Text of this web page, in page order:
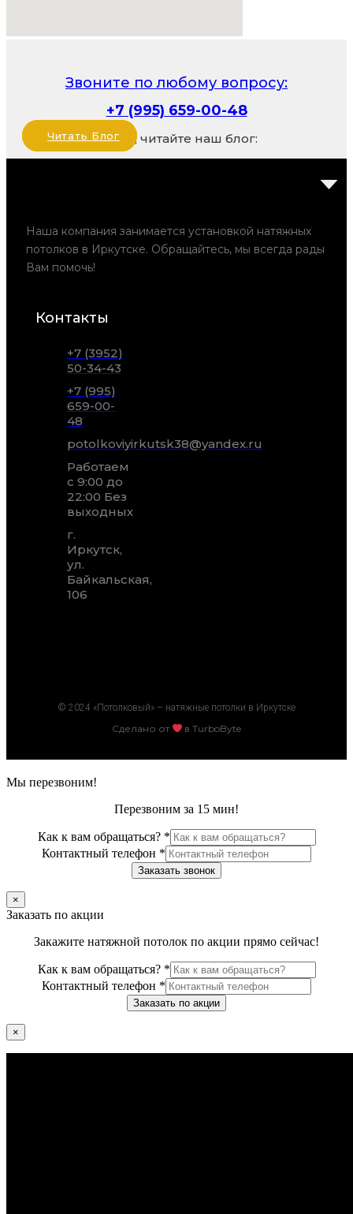
Звоните по любому вопросу:
+7 (995) 659-00-48
Также, читайте наш блог:
Читать Блог
Наша компания занимается установкой натяжных
потолков в Иркутске. Обращайтесь, мы всегда рады
Вам помочь!
Контакты
+7 (3952)
50-34-43
+7 (995)
659-00-
48
potolkoviyirkutsk38@yandex.ru
Работаем
с 9:00 до
22:00 Без
выходных
г.
Иркутск,
ул.
Байкальская,
106
© 2024 «Потолковый» – натяжные потолки в Иркутске
Сделано от в TurboByte
Мы перезвоним!
Перезвоним за 15 мин!
Как к вам обращаться? *
Контактный телефон *
Заказать звонок
×
Заказать по акции
Закажите натяжной потолок по акции прямо сейчас!
Как к вам обращаться? *
Контактный телефон *
Заказать по акции
×